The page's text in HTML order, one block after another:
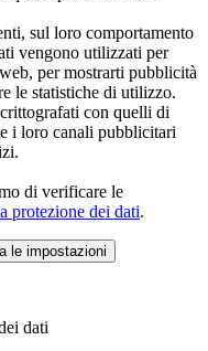
sul loro comportamento
vengono utilizzati per
per mostrarti pubblicità
le statistiche di utilizzo.
con quelli di
i loro canali pubblicitari
di verificare le
protezione dei dati.
le impostazioni
dati